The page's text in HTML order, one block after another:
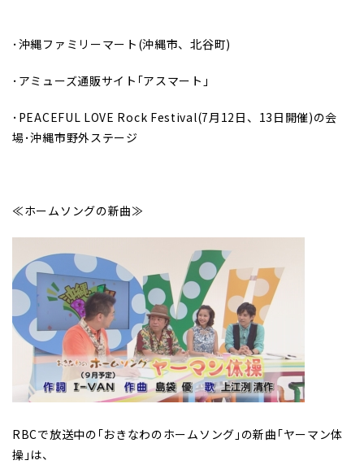
･沖縄ファミリーマート(沖縄市、北谷町)
･アミューズ通販サイト｢アスマート｣
･PEACEFUL LOVE Rock Festival(7月12日、13日開催)の会
場･沖縄市野外ステージ
≪ホームソングの新曲≫
RBCで放送中の｢おきなわのホームソング｣の新曲｢ヤーマン体
操｣は、